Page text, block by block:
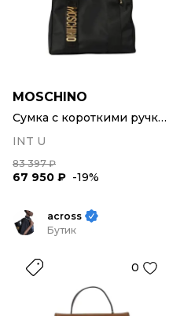
MOSCHINO
Сумка с короткими ручками
INT U
83 397 ₽
67 950 ₽ -19%
across
Бутик
0